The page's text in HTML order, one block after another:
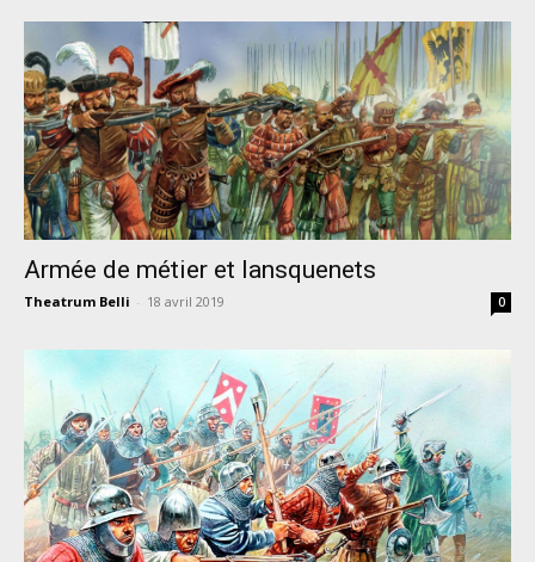
Armée de métier et lansquenets
Theatrum Belli - 18 avril 2019 0